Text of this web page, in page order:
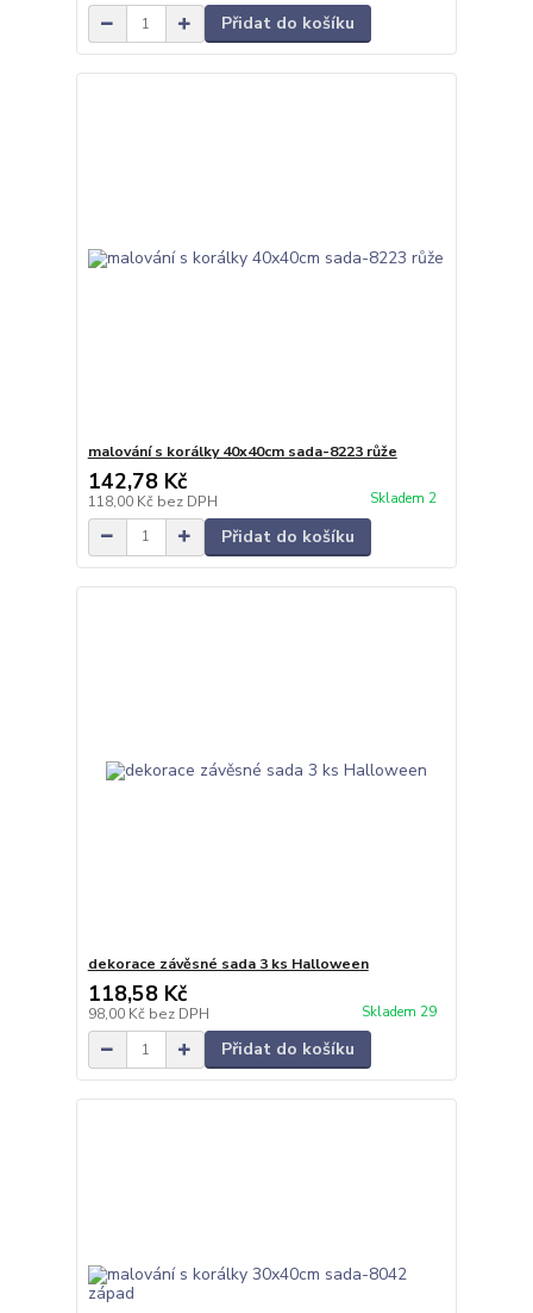
Přidat do košíku
malování s korálky 40x40cm sada-8223 růže
142,78 Kč
118,00 Kč bez DPH Skladem 2
Přidat do košíku
dekorace závěsné sada 3 ks Halloween
118,58 Kč
98,00 Kč bez DPH Skladem 29
Přidat do košíku